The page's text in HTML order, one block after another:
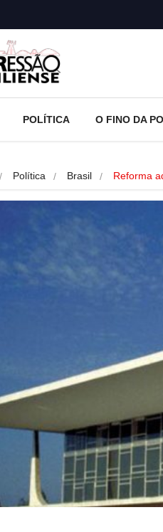
POLÍTICA O FINO DA
Política Brasil Reforma